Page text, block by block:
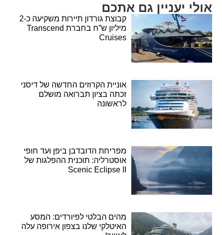
אולי יעניין גם אתכם
קבוצת גורדון תיירות משקיעה כ-2
מיליון ש”ח בחברת Transcend
Cruises
אוניית הקרוזים החדשה של דיסני
זכתה בציון תברואה מושלם
לראשונה
מפריחת הדובדבן ביפן ועד חופי
אוסטרליה: תוכנית ההפלגות של
Scenic Eclipse II
מהים הבלטי לפיורדים: המסע
האיטלקי שלנו בצפון אירופה עלה